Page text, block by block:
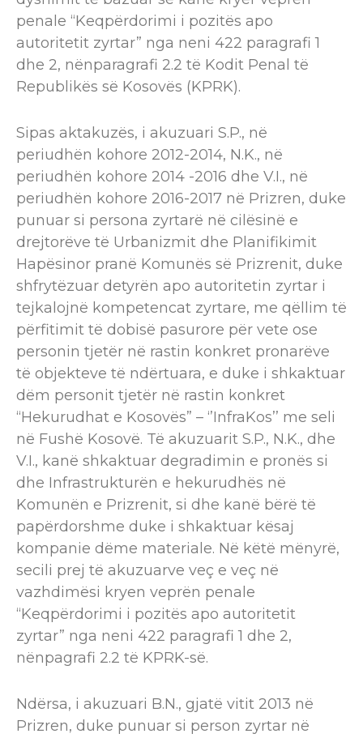
penale “Keqpërdorimi i pozitës apo
autoritetit zyrtar” nga neni 422 paragrafi 1
dhe 2, nënparagrafi 2.2 të Kodit Penal të
Republikës së Kosovës (KPRK).
Sipas aktakuzës,​ i akuzuari S.P., në
periudhën kohore 2012-2014, N.K., në
periudhën kohore 2014 -2016 dhe V.I., në
periudhën kohore 2016-2017 në Prizren, duke
punuar si persona zyrtarë në cilësinë e
drejtorëve të Urbanizmit dhe Planifikimit
Hapësinor pranë Komunës së Prizrenit, duke
shfrytëzuar detyrën apo autoritetin zyrtar i
tejkalojnë kompetencat zyrtare, me qëllim​ të
përfitimit të dobisë pasurore për vete ose
personin tjetër në rastin konkret pronarëve
të objekteve të ndërtuara, e duke i shkaktuar
dëm personit tjetër në rastin konkret
“Hekurudhat e Kosovës” – ‘’InfraKos’’ me seli
në Fushë Kosovë. Të akuzuarit S.P., N.K., dhe
V.I., kanë shkaktuar degradimin e pronës si
dhe Infrastrukturën e hekurudhës në
Komunën e Prizrenit, si dhe kanë bërë të
papërdorshme duke i shkaktuar kësaj
kompanie dëme materiale. Në këtë mënyrë,
secili prej të akuzuarve veç e veç në
vazhdimësi kryen veprën penale
“Keqpërdorimi i pozitës apo autoritetit
zyrtar” nga neni 422 paragrafi 1 dhe 2,
nënpagrafi 2.2 të KPRK-së.
Ndërsa, i akuzuari B.N., gjatë vitit 2013 në
Prizren, duke punuar si person zyrtar në